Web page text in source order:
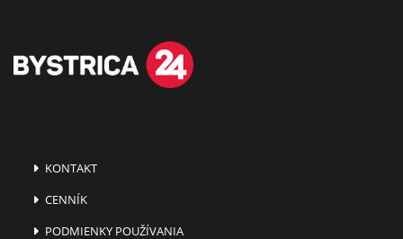
KONTAKT
CENNÍK
PODMIENKY POUŽÍVANIA